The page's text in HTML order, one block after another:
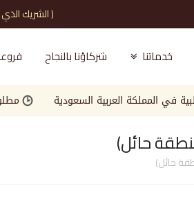
خدماتنا شركاؤنا بالنجاح
العربية السعودية مطلوب
حائل)
حائل)